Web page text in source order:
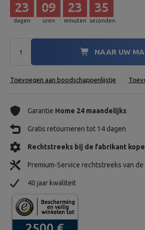
dagen
23
uren
09
minuten
23
seconden
33
NAAR UW
Toevoegen aan boodschappenlijstje
Garantie Home 24 maandelijks
Gratis retourneren tot 14 dagen
Rechtstreeks bij de fabrikant
Premium-Service rechtstreeks van de
40 jaar kwaliteit